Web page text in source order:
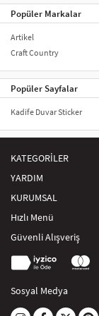
Popüler Markalar
Artikel
Craft Country
Popüler Sayfalar
Kadife Duvar Sticker
KATEGORİLER
YARDIM
KURUMSAL
Hızlı Menü
Güvenli Alışveriş
Sosyal Medya